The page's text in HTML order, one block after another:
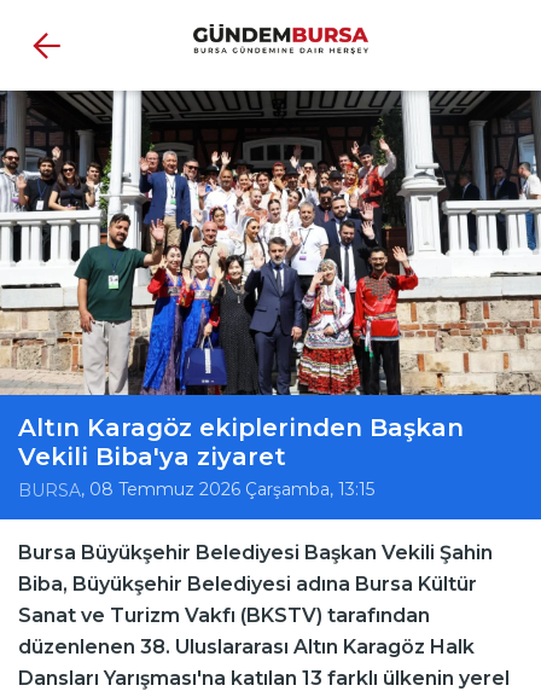
Altın Karagöz ekiplerinden Başkan
Vekili Biba'ya ziyaret
BURSA, 08 Temmuz 2026 Çarşamba, 13:15
Bursa Büyükşehir Belediyesi Başkan Vekili Şahin
Biba, Büyükşehir Belediyesi adına Bursa Kültür
Sanat ve Turizm Vakfı (BKSTV) tarafından
düzenlenen 38. Uluslararası Altın Karagöz Halk
Dansları Yarışması'na katılan 13 farklı ülkenin yerel